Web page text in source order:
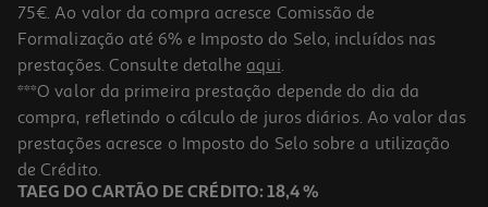
Refrigerantes Com Gás Sumol Maracujá 1.5l (sdr)
0.85 €/Lt
Price reduced from
1,75 €to
1,28 €
Promoção
75€. Ao valor da compra acresce Comissão de
Formalização até 6% e Imposto do Selo, incluídos nas
prestações. Consulte detalhe aqui.
***O valor da primeira prestação depende do dia da
compra, refletindo o cálculo de juros diários. Ao valor das
prestações acresce o Imposto do Selo sobre a utilização
de Crédito.
TAEG DO CARTÃO DE CRÉDITO: 18,4 %